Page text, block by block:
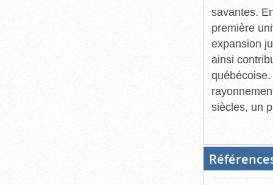
savantes.
première
expansion
ainsi
siècles, un